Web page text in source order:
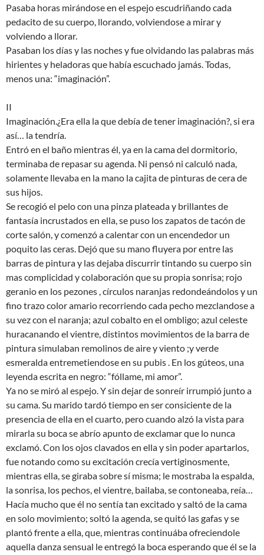
Pasaba horas mirándose en el espejo escudriñando cada
pedacito de su cuerpo, llorando, volviendose a mirar y
volviendo a llorar.
Pasaban los días y las noches y fue olvidando las palabras más
hirientes y heladoras que había escuchado jamás. Todas,
menos una: “imaginación”.
II
Imaginación.¿Era ella la que debía de tener imaginación?, si era
así… la tendría.
Entró en el baño mientras él, ya en la cama del dormitorio,
terminaba de repasar su agenda. Ni pensó ni calculó nada,
solamente llevaba en la mano la cajita de pinturas de cera de
sus hijos.
Se recogió el pelo con una pinza plateada y brillantes de
fantasía incrustados en ella, se puso los zapatos de tacón de
corte salón, y comenzó a calentar con un encendedor un
poquito las ceras. Dejó que su mano fluyera por entre las
barras de pintura y las dejaba discurrir tintando su cuerpo sin
mas complicidad y colaboración que su propia sonrisa; rojo
geranio en los pezones , círculos naranjas redondeándolos y un
fino trazo color amario recorriendo cada pecho mezclandose a
su vez con el naranja; azul cobalto en el ombligo; azul celeste
huracanando el vientre, distintos movimientos de la barra de
pintura simulaban remolinos de aire y viento ;y verde
esmeralda entremetiendose en su pubis . En los gúteos, una
leyenda escrita en negro: “fóllame, mi amor”.
Ya no se miró al espejo. Y sin dejar de sonreír irrumpió junto a
su cama. Su marido tardó tiempo en ser consiciente de la
presencia de ella en el cuarto, pero cuando alzó la vista para
mirarla su boca se abrío apunto de exclamar que lo nunca
exclamó. Con los ojos clavados en ella y sin poder apartarlos,
fue notando como su excitación crecía vertiginosmente,
mientras ella, se giraba sobre sí misma; le mostraba la espalda,
la sonrisa, los pechos, el vientre, bailaba, se contoneaba, reía…
Hacía mucho que él no sentía tan excitado y saltó de la cama
en solo movimiento; soltó la agenda, se quitó las gafas y se
plantó frente a ella, que, mientras continuába ofreciendole
aquella danza sensual le entregó la boca esperando que él se la